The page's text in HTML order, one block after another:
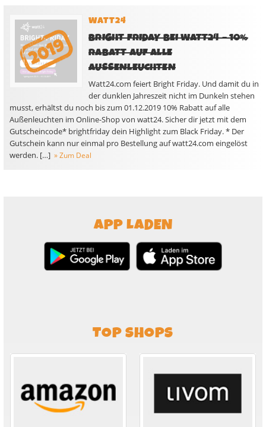
WATT24
BRIGHT FRIDAY BEI WATT24 – 10%
RABATT AUF ALLE
AUSSENLEUCHTEN
Watt24.com feiert Bright Friday. Und damit du in
der dunklen Jahreszeit nicht im Dunkeln stehen
musst, erhältst du noch bis zum 01.12.2019 10% Rabatt auf alle
Außenleuchten im Online-Shop von watt24. Sicher dir jetzt mit dem
Gutscheincode* brightfriday dein Highlight zum Black Friday. * Der
Gutschein kann nur einmal pro Bestellung auf watt24.com eingelöst
werden. […] » Zum Deal
APP LADEN
TOP SHOPS